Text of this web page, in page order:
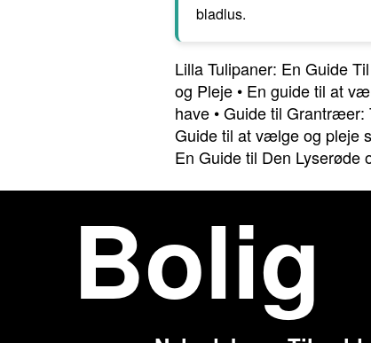
bladlus.
Lilla Tulipaner: En Guide
og Pleje • En guide til at
have •Guide til Grantræer:
Guide til at vælge og pleje
En Guide til Den Lyserøde
Bolig